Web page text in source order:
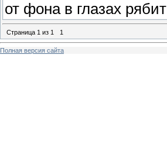
от фона в глазах рябит
Страница 1 из 1 1
Полная версия сайта